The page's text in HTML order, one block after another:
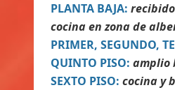
PLANTA BAJA:
cocina en zona de
PRIMER, SEGUNDO,
QUINTO PISO: amplio
SEXTO PISO: cocina y